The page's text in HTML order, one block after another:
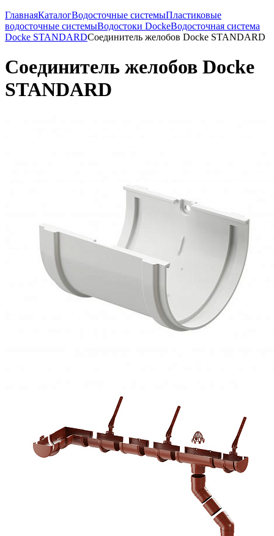
ГлавнаяКаталогВодосточные системыПластиковые
водосточные системыВодостоки DockeВодосточная система
Docke STANDARDСоединитель желобов Docke STANDARD
Соединитель желобов Docke
STANDARD